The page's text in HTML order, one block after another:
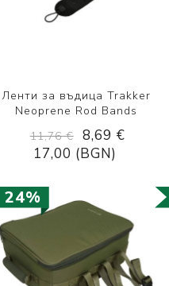
Ленти за въдица Trakker
Neoprene Rod Bands
11,76 € 8,69 €
17,00 (BGN)
24%